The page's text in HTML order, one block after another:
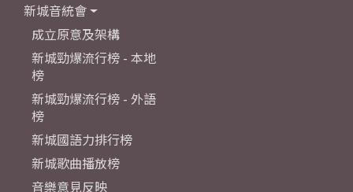
新城音統會
成立原意及架構
新城勁爆流行榜 - 本地
榜
新城勁爆流行榜 - 外語
榜
新城國語力排行榜
新城歌曲播放榜
音樂意見反映